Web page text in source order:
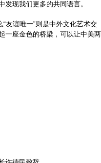
发现我们更多的共同语言。
友谊唯一”则是中外文化艺术交
一座金色的桥梁，可以让中美两